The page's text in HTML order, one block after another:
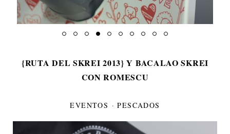
{RUTA DEL SKREI 2013} Y BACALAO SKREI
CON ROMESCU
EVENTOS ·PESCADOS